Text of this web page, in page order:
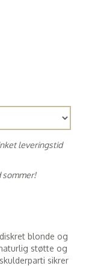
leveringstid
sommer!
blonde og
støtte og
sikrer